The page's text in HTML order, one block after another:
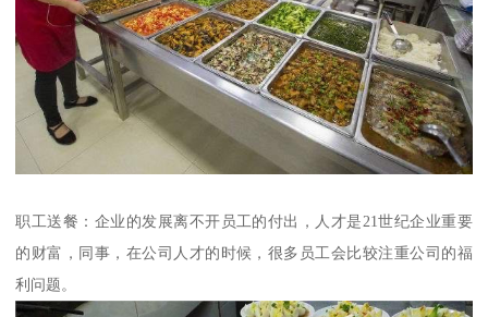
职工送餐：企业的发展离不开员工的付出，人才是21世纪企业重要
的财富，同事，在公司人才的时候，很多员工会比较注重公司的福
利问题。